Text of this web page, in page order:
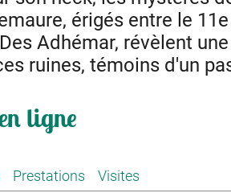
érigés entre le
Adhémar, révèlent
ruines, témoins d'un
dominant la vallée du Rhône, les
petits et grands. Construit pour
véritable complexe architectural
bourg, datent de l'époque
fournissant le basalte et les
ligne
Prestations Visites